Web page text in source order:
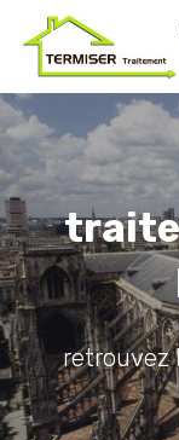
retrouvez